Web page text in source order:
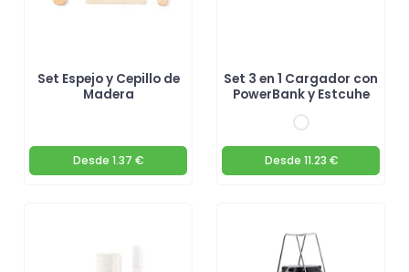
Set Espejo y Cepillo de
Madera
Desde 1.37 €
Set 3 en 1 Cargador con
PowerBank y Estcuhe
Desde 11.23 €